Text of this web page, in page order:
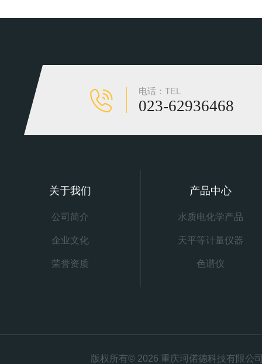
电话：TEL
023-62936468
关于我们
公司简介
企业文化
荣誉资质
产品中心
水质电化学产品
天平等计量仪器
色谱仪
版权所有© 2026 重庆珂偌德科技有限